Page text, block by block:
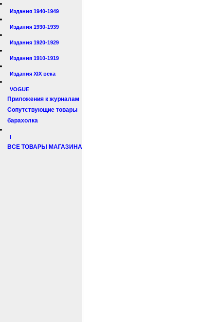
Издания 1940-1949
Издания 1930-1939
Издания 1920-1929
Издания 1910-1919
Издания XIX века
VOGUE
Приложения к журналам
Сопутствующие товары
барахолка
I
ВСЕ ТОВАРЫ МАГАЗИНА